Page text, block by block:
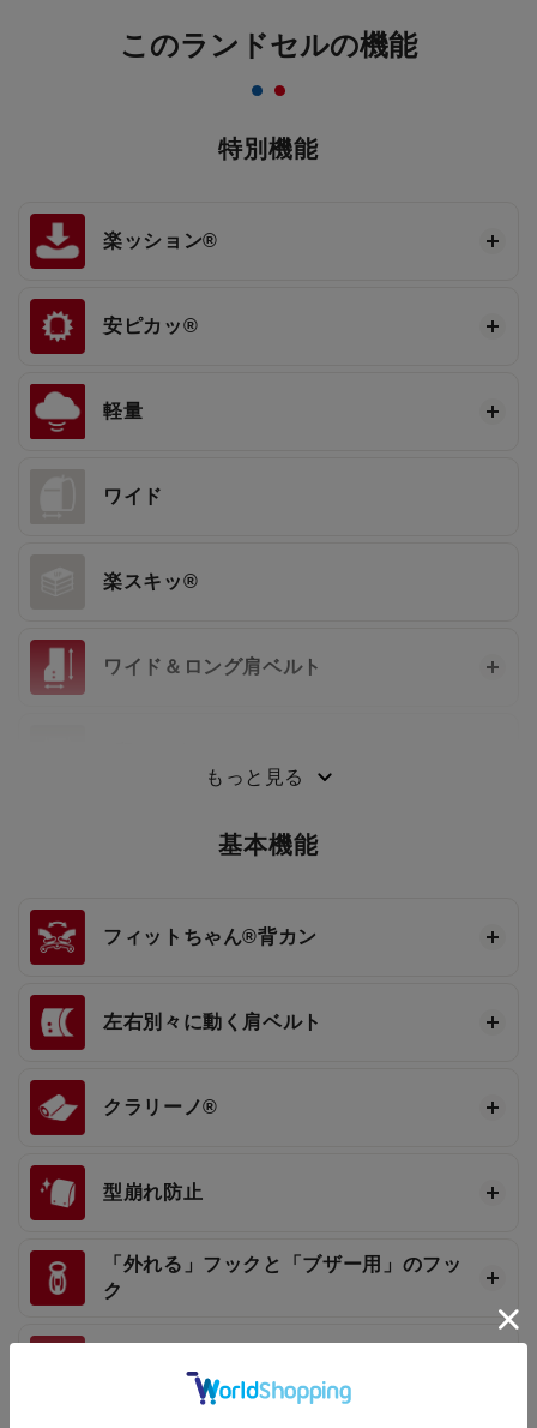
このランドセルの機能
特別機能
楽ッション®
安ピカッ®
軽量
ワイド
楽スキッ®
ワイド＆ロング肩ベルト
もっと見る
基本機能
フィットちゃん®背カン
左右別々に動く肩ベルト
クラリーノ®
型崩れ防止
「外れる」フックと「ブザー用」のフッ
ク